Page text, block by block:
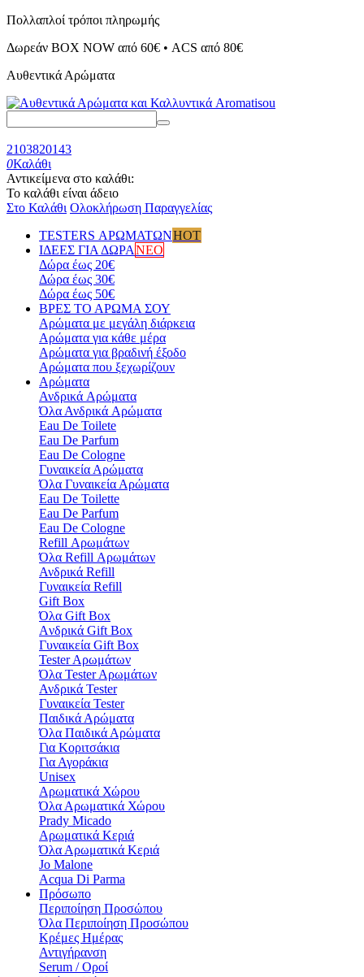
Πολλαπλοί τρόποι πληρωμής
Δωρεάν BOX NOW από 60€ • ACS από 80€
Αυθεντικά Αρώματα
2103820143
0Καλάθι
Αντικείμενα στο καλάθι:
Το καλάθι είναι άδειο
Στο Καλάθι Ολοκλήρωση Παραγγελίας
TESTERS ΑΡΩΜΑΤΩΝHOT
ΙΔΕΕΣ ΓΙΑ ΔΩΡΑΝΕΟ
Δώρα έως 20€
Δώρα έως 30€
Δώρα έως 50€
ΒΡΕΣ ΤΟ ΑΡΩΜΑ ΣΟΥ
Αρώματα με μεγάλη διάρκεια
Αρώματα για κάθε μέρα
Αρώματα για βραδινή έξοδο
Αρώματα που ξεχωρίζουν
Αρώματα
Ανδρικά Aρώματα
Όλα Ανδρικά Aρώματα
Eau De Toilete
Eau De Parfum
Eau De Cologne
Γυναικεία Αρώματα
Όλα Γυναικεία Αρώματα
Eau De Toilette
Eau De Parfum
Eau De Cologne
Refill Αρωμάτων
Όλα Refill Αρωμάτων
Ανδρικά Refill
Γυναικεία Refill
Gift Box
Όλα Gift Box
Aνδρικά Gift Box
Γυναικεία Gift Box
Tester Aρωμάτων
Όλα Tester Aρωμάτων
Ανδρικά Tester
Γυναικεία Tester
Παιδικά Αρώματα
Όλα Παιδικά Αρώματα
Για Κοριτσάκια
Για Αγοράκια
Unisex
Αρωματικά Χώρου​
Όλα Αρωματικά Χώρου​
Prady Micado
Αρωματικά Κεριά
Όλα Αρωματικά Κεριά
Jo Malone
Αcqua Di Parma
Πρόσωπο
Περιποίηση Προσώπου
Όλα Περιποίηση Προσώπου
Κρέμες Ημέρας
Αντιγήρανση
Serum / Οροί